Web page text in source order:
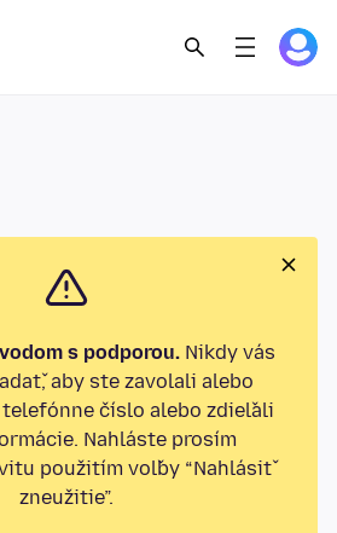
s podporou. Nikdy vás
aby ste zavolali alebo
telefónne číslo alebo zdieľali
Nahláste prosím
použitím voľby “Nahlásiť
zneužitie”.